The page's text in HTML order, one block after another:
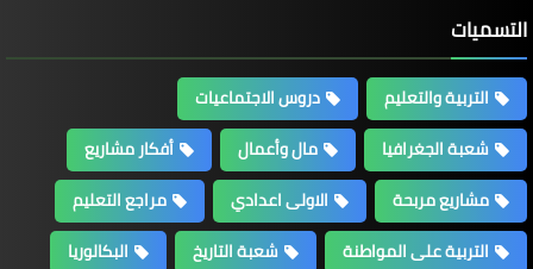
التسميات
التربية والتعليم
دروس الاجتماعيات
شعبة الجغرافيا
مال وأعمال
أفكار مشاريع
مشاريع مربحة
الاولى اعدادي
مراجع التعليم
التربية على المواطنة
شعبة التاريخ
البكالوريا